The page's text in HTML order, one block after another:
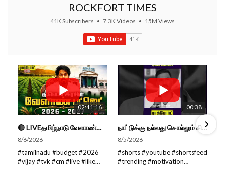
ROCKFORT TIMES
41K Subscribers • 7.3K Videos • 15M Views
02:11:16
🔴 LIVEதமிழ்நாடு வேளாண்மை நிதிநிலை அறிக்கை - 2026-27 |TN Agriculture Budget #live #budget #video #cm
8/6/2026
#tamilnadu #budget #2026
#vijay #tvk #cm #live #like
00:38
நாட்டுக்கு நல்லது சொல்லும் சிறப்பான மேடைப்பேச்சு... #shorts #subscribe #video
8/5/2026
#shorts #youtube #shortsfeed
#trending #motivation